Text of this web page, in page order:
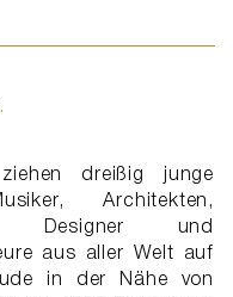
.
dreißig junge
Architekten,
Designer und
aus aller Welt auf
in der Nähe von